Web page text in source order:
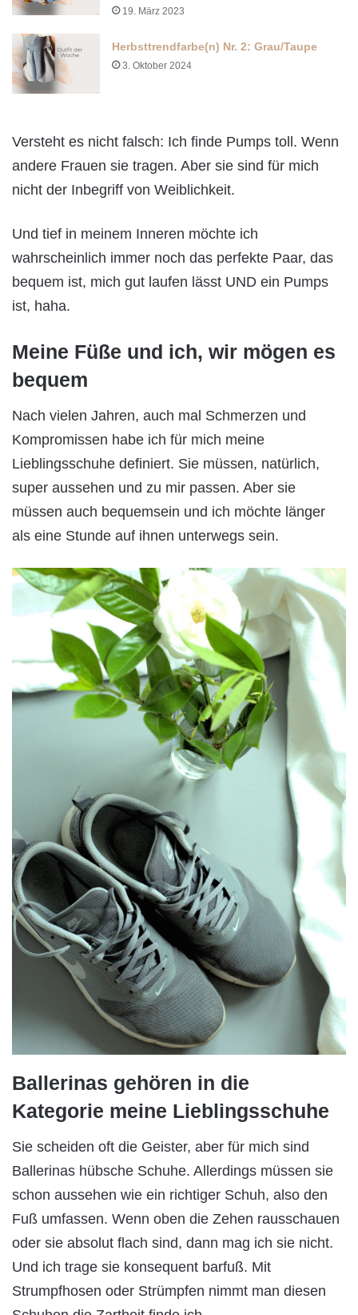
19. März 2023
Herbsttrendfarbe(n) Nr. 2: Grau/Taupe
3. Oktober 2024
Versteht es nicht falsch: Ich finde Pumps toll. Wenn
andere Frauen sie tragen. Aber sie sind für mich
nicht der Inbegriff von Weiblichkeit.
Und tief in meinem Inneren möchte ich
wahrscheinlich immer noch das perfekte Paar, das
bequem ist, mich gut laufen lässt UND ein Pumps
ist, haha.
Meine Füße und ich, wir mögen es
bequem
Nach vielen Jahren, auch mal Schmerzen und
Kompromissen habe ich für mich meine
Lieblingsschuhe definiert. Sie müssen, natürlich,
super aussehen und zu mir passen. Aber sie
müssen auch bequemsein und ich möchte länger
als eine Stunde auf ihnen unterwegs sein.
Ballerinas gehören in die
Kategorie meine Lieblingsschuhe
Sie scheiden oft die Geister, aber für mich sind
Ballerinas hübsche Schuhe. Allerdings müssen sie
schon aussehen wie ein richtiger Schuh, also den
Fuß umfassen. Wenn oben die Zehen rausschauen
oder sie absolut flach sind, dann mag ich sie nicht.
Und ich trage sie konsequent barfuß. Mit
Strumpfhosen oder Strümpfen nimmt man diesen